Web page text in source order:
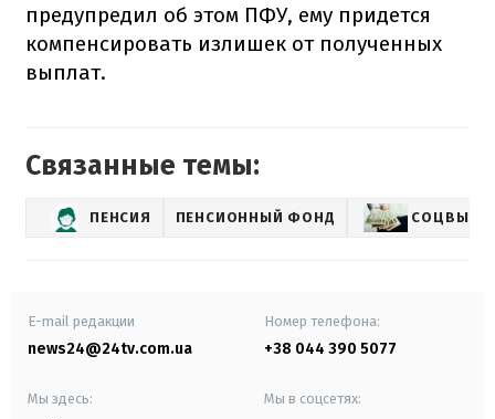
предупредил об этом ПФУ, ему придется
компенсировать излишек от полученных
выплат.
Связанные темы:
ПЕНСИЯ ПЕНСИОННЫЙ ФОНД
E-mail редакции
news24@24tv.com.ua
Номер телефона:
+38 044 390 5077
Мы здесь: Мы в соцсетях: